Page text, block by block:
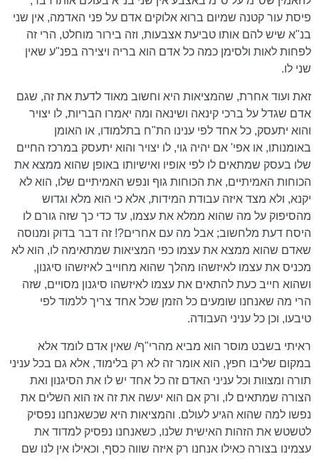
פיסת עור קטנה שמיום ברוא אלוקים אדם על פני האדמה, אין שני
בנ"א שיש להם אותו טביעת אצבעות, וזה בירור מוחלט, הרי זה
לפחות לאות ולסימן כמה כל אדם הוא בריה ויצירה בפנ"ע שאין
שני לו.
זאת ועוד אחרת, שהמציאות היא וחשוב מאוד לדעת את זה, שגם
אדם שגדל על ברכי קינאה ושינאה ומה יאמרו הבריות, לו יצויר
והוא יתעסק, כל אחד לפי ענינו הת"ח בתלמודו, או האומן
באומנותו, או אפי' אם יהיה גוי, לו יצויר והוא יתעסק במרכז החיים
שלו בעסק שמתאים לו לפי אופיו ואישיותו באופן שהוא ממצא את
הכוחות האמיתיים, את הכוחות גוף ונפש האמיתיים שלו, הוא לא
יקנא, ולא מצד איזה עבודת המידות, אלא כי הוא מלא וגדוש
מהסיפוק על מה שהוא ממלא את עצמו, עד כדי כך שזה גורם לו
היסח דעת מלחשוב; אבל מה עם אחרים?! זה דבר בדוק ומנוסה
שאדם שהוא ממצא את עצמו כפי המציאות שמתאימה לו, הוא לא
מכניס את עצמו לאיזשהו מהלך שהוא מחוייב לאיזשהו סיגנון,
ושהוא חייב כעת להתאים את עצמו לאיזשהו סיגנון מסויים, שזה
הרי מה שאנחנו שומעים כל הזמן שכל אחד צריך ללמוד לפי
טיבעו, וכן כל עניני העבודה.
ראיתי בשבט מוסר הוא מביא מהרי"ף/ שאין אדם לומד אלא
במקום שליבו חפץ, הוא אומר זה לא רק בלימוד, אלא גם בכל עניני
תורה ומצוות וכל עניני האדם זה כל אחד יש לו את הסיגנון ואת
הצורה שמתאים לו, ורק אם הוא יעשה את זה אז הוא השלים את
נפשו למה שהוא הגיע לעולם. והמציאות היא שכשאנחנו נפסיק
לטשטש את הזהות האישית שלנו, כשאנחנו נפסיק למדוד את
עצמינו בצורה כאילו אנחנו רק איזה שווה כסף, וכאילו אין לנו שם